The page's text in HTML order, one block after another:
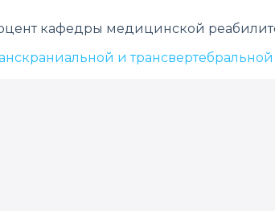
кафедры медицинской
и